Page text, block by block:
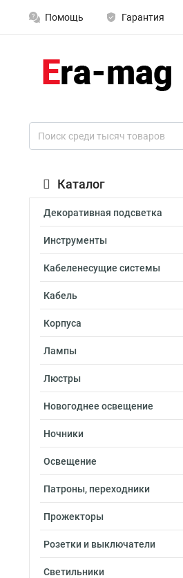
Помощь Гарантия
Каталог
Декоративная подсветка
Инструменты
Кабеленесущие системы
Кабель
Корпуса
Лампы
Люстры
Новогоднее освещение
Ночники
Освещение
Патроны, переходники
Прожекторы
Розетки и выключатели
Светильники